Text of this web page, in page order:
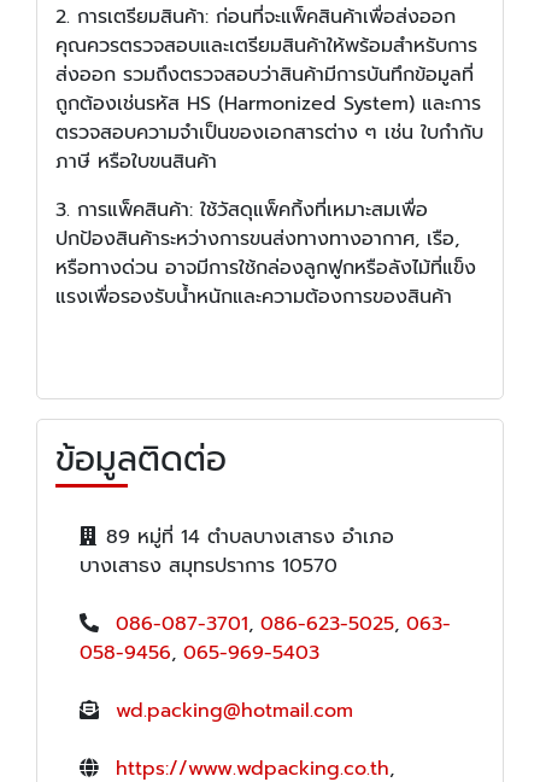
2. การเตรียมสินค้า: ก่อนที่จะแพ็คสินค้าเพื่อส่งออก
คุณควรตรวจสอบและเตรียมสินค้าให้พร้อมสำหรับการ
ส่งออก รวมถึงตรวจสอบว่าสินค้ามีการบันทึกข้อมูลที่
ถูกต้องเช่นรหัส HS (Harmonized System) และการ
ตรวจสอบความจำเป็นของเอกสารต่าง ๆ เช่น ใบกำกับ
ภาษี หรือใบขนสินค้า
3. การแพ็คสินค้า: ใช้วัสดุแพ็คกิ้งที่เหมาะสมเพื่อ
ปกป้องสินค้าระหว่างการขนส่งทางทางอากาศ, เรือ,
หรือทางด่วน อาจมีการใช้กล่องลูกฟูกหรือลังไม้ที่แข็ง
แรงเพื่อรองรับน้ำหนักและความต้องการของสินค้า
ข้อมูลติดต่อ
89 หมู่ที่ 14 ตำบลบางเสาธง อำเภอ
บางเสาธง สมุทรปราการ 10570
086-087-3701, 086-623-5025, 063-
058-9456, 065-969-5403
wd.packing@hotmail.com
https://www.wdpacking.co.th,